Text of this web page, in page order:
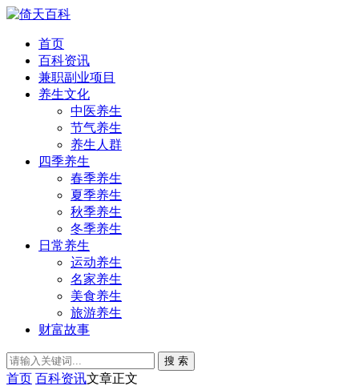
首页
百科资讯
兼职副业项目
养生文化
中医养生
节气养生
养生人群
四季养生
春季养生
夏季养生
秋季养生
冬季养生
日常养生
运动养生
名家养生
美食养生
旅游养生
财富故事
搜 索
首页 百科资讯文章正文